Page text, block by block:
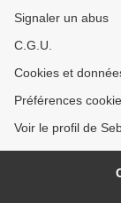
Signaler un abus
C.G.U.
Cookies et
Préférences
Voir le profil de